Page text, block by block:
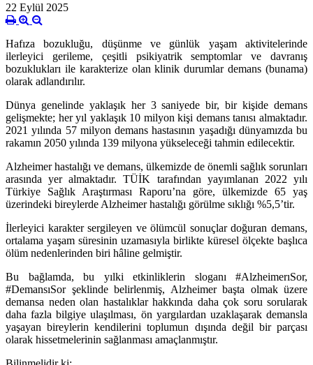
22 Eylül 2025
Hafıza bozukluğu, düşünme ve günlük yaşam aktivitelerinde
ilerleyici gerileme, çeşitli psikiyatrik semptomlar ve davranış
bozuklukları ile karakterize olan klinik durumlar demans (bunama)
olarak adlandırılır.
Dünya genelinde yaklaşık her 3 saniyede bir, bir kişide demans
gelişmekte; her yıl yaklaşık 10 milyon kişi demans tanısı almaktadır.
2021 yılında 57 milyon demans hastasının yaşadığı dünyamızda bu
rakamın 2050 yılında 139 milyona yükseleceği tahmin edilecektir.
Alzheimer hastalığı ve demans, ülkemizde de önemli sağlık sorunları
arasında yer almaktadır. TÜİK tarafından yayımlanan 2022 yılı
Türkiye Sağlık Araştırması Raporu’na göre, ülkemizde 65 yaş
üzerindeki bireylerde Alzheimer hastalığı görülme sıklığı %5,5’tir.
İlerleyici karakter sergileyen ve ölümcül sonuçlar doğuran demans,
ortalama yaşam süresinin uzamasıyla birlikte küresel ölçekte başlıca
ölüm nedenlerinden biri hâline gelmiştir.
Bu bağlamda, bu yılki etkinliklerin sloganı #AlzheimerıSor,
#DemansıSor şeklinde belirlenmiş, Alzheimer başta olmak üzere
demansa neden olan hastalıklar hakkında daha çok soru sorularak
daha fazla bilgiye ulaşılması, ön yargılardan uzaklaşarak demansla
yaşayan bireylerin kendilerini toplumun dışında değil bir parçası
olarak hissetmelerinin sağlanması amaçlanmıştır.